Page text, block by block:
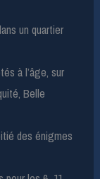
un quartier
à l’âge, sur
Belle
des énigmes